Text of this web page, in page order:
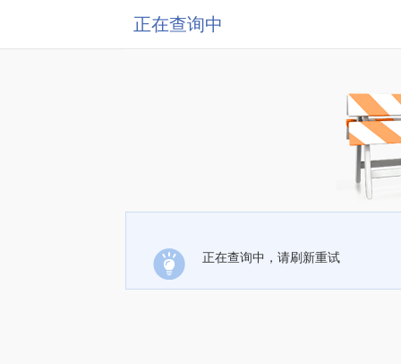
正在查询中
正在查询中，请刷新重试